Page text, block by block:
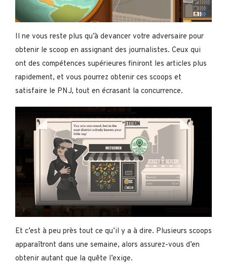
Il ne vous reste plus qu’à devancer votre adversaire pour
obtenir le scoop en assignant des journalistes. Ceux qui
ont des compétences supérieures finiront les articles plus
rapidement, et vous pourrez obtenir ces scoops et
satisfaire le PNJ, tout en écrasant la concurrence.
Et c’est à peu près tout ce qu’il y a à dire. Plusieurs scoops
apparaîtront dans une semaine, alors assurez-vous d’en
obtenir autant que la quête l’exige.